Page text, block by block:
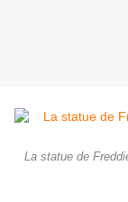
La statue de